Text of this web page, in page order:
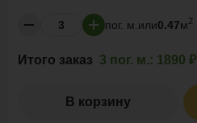
пог. м. или0.47м2
Итого заказ 3 пог. м.: 1890 ₽
В корзину